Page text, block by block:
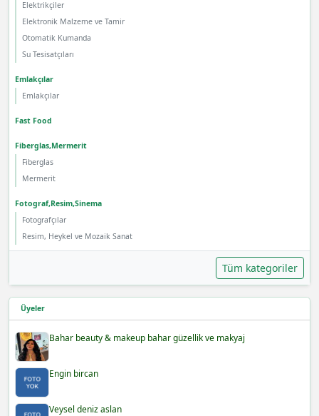
Elektrikçiler
Elektronik Malzeme ve Tamir
Otomatik Kumanda
Su Tesisatçıları
Emlakçılar
Emlakçılar
Fast Food
Fiberglas,Mermerit
Fiberglas
Mermerit
Fotograf,Resim,Sinema
Fotografçılar
Resim, Heykel ve Mozaik Sanat
Tüm kategoriler
Üyeler
Bahar beauty & makeup bahar güzellik ve makyaj
Engin bircan
Veysel deniz aslan